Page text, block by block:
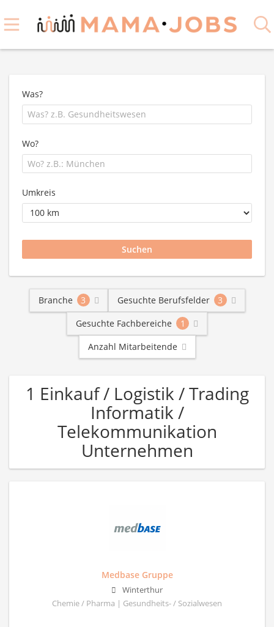
Was?
Wo?
Umkreis
Branche 3 Gesuchte Berufsfelder
3
Gesuchte Fachbereiche
1
Anzahl Mitarbeitende
1 Einkauf / Logistik / Trading
Informatik /
Telekommunikation
Unternehmen
Medbase Gruppe
Winterthur
Chemie / Pharma | Gesundheits- / Sozialwesen